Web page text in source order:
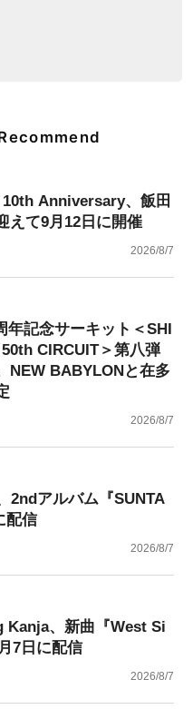
Anniversary、飯田
えて9月12日に開催
2026/8/7
年記念サーキット＜SHI
CIRCUIT＞第八弾
NEW BABYLONと在多
2026/8/7
2ndアルバム『SUNTA
配信
2026/8/7
Kanja、新曲『West Si
7日に配信
2026/8/7